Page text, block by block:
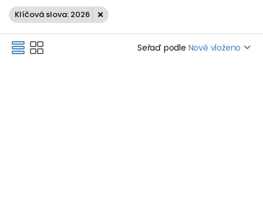
Klíčová slova: 2026
Seřaď podle Nově vloženo